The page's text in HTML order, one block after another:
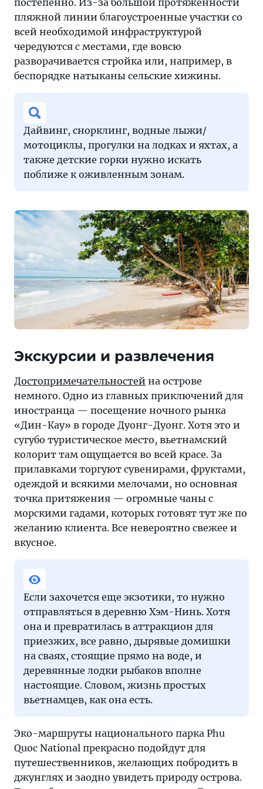
постепенно. Из-за большой протяженности
пляжной линии благоустроенные участки со
всей необходимой инфраструктурой
чередуются с местами, где вовсю
разворачивается стройка или, например, в
беспорядке натыканы сельские хижины.
Дайвинг, снорклинг, водные лыжи/
мотоциклы, прогулки на лодках и яхтах, а
также детские горки нужно искать
поближе к оживленным зонам.
Экскурсии и развлечения
Достопримечательностей на острове
немного. Одно из главных приключений для
иностранца — посещение ночного рынка
«Дин-Кау» в городе Дуонг-Дуонг. Хотя это и
сугубо туристическое место, вьетнамский
колорит там ощущается во всей красе. За
прилавками торгуют сувенирами, фруктами,
одеждой и всякими мелочами, но основная
точка притяжения — огромные чаны с
морскими гадами, которых готовят тут же по
желанию клиента. Все невероятно свежее и
вкусное.
Если захочется еще экзотики, то нужно
отправляться в деревню Хэм-Нинь. Хотя
она и превратилась в аттракцион для
приезжих, все равно, дырявые домишки
на сваях, стоящие прямо на воде, и
деревянные лодки рыбаков вполне
настоящие. Словом, жизнь простых
вьетнамцев, как она есть.
Эко-маршруты национального парка Phu
Quoc National прекрасно подойдут для
путешественников, желающих побродить в
джунглях и заодно увидеть природу острова.